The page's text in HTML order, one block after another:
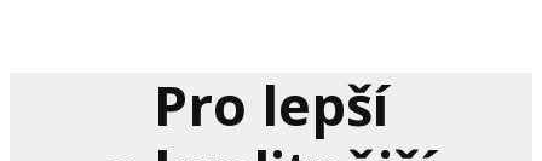
Pro lepší